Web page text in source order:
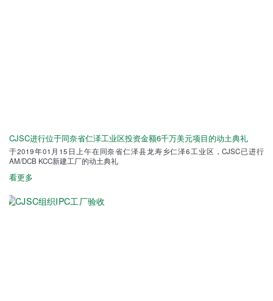
CJSC进行位于同奈省仁泽工业区投资金额6千万美元项目的动土典礼
于2019年01月15日上午在同奈省仁泽县龙寿乡仁泽6工业区，CJSC已进行
AM/DCB KCC新建工厂的动土典礼
看更多